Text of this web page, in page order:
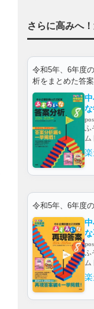
さらに高みへ
令和5年、6年度
析をまとめた答
ふ
ム
令和5年、6年度
ふ
ム